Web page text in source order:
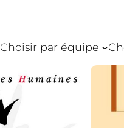
Choisir par équipe